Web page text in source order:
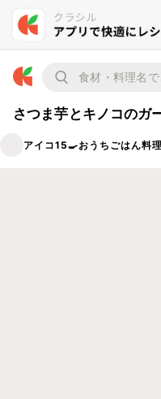
さつま芋とキノコのガ
アイコ15🍳おうちごはん料